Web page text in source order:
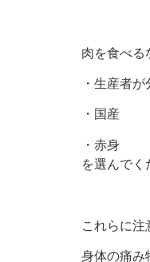
肉を食べる
・生産者
・国産
・赤身
を選んでく
これらに注
身体の痛み